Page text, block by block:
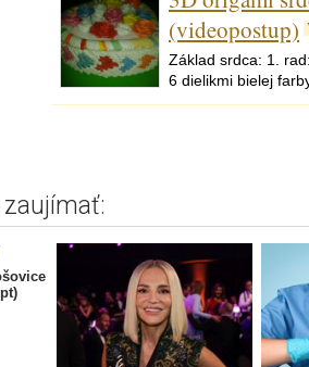
(videopostup)
Základ srdca: 1.
6 dielikmi bielej